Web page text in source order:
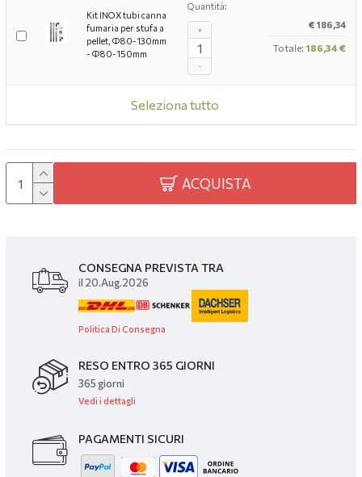
Kit INOX tubi canna
fumaria per stufa a
pellet, Ф80-130mm
- Ф80-150mm
Quantità:
-
+ € 186,34
Totale: 186,34 €
Seleziona tutto
ACQUISTA
CONSEGNA PREVISTA TRA
il 20.Aug.2026
Politica Di Consegna
RESO ENTRO 365 GIORNI
365 giorni
Vedi i dettagli
PAGAMENTI SICURI